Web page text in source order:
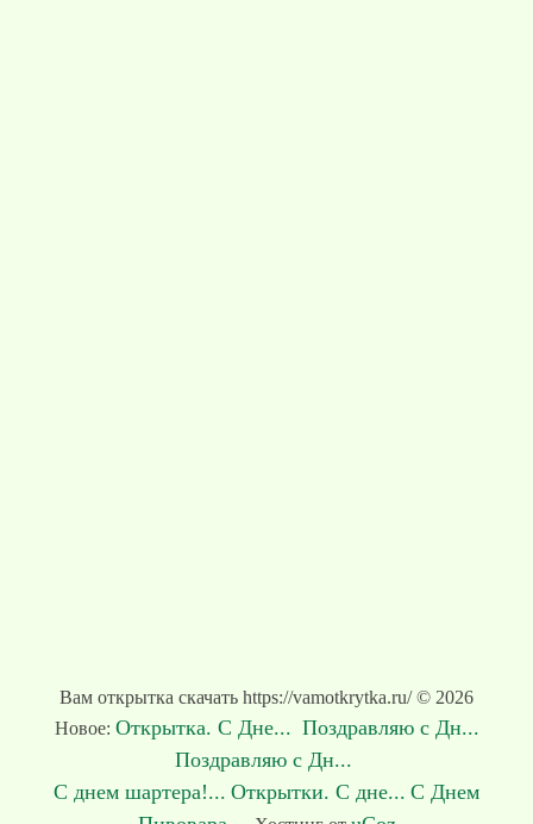
Вам открытка скачать https://vamotkrytka.ru/ © 2026
Новое: Открытка. С Дне... Поздравляю с Дн...
Поздравляю с Дн...
С днем шартера!... Открытки. С дне... С Днем